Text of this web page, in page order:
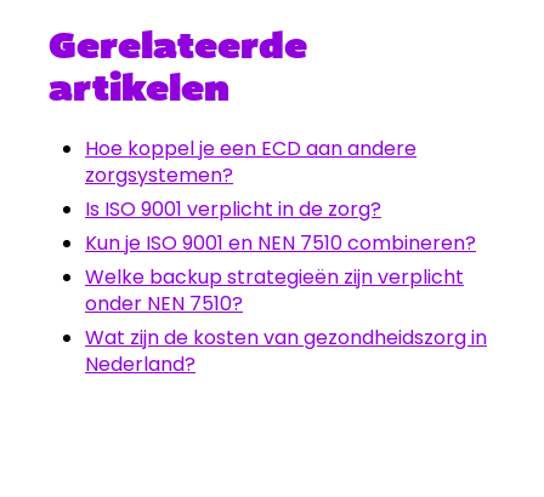
Gerelateerde
artikelen
Hoe koppel je een ECD aan andere
zorgsystemen?
Is ISO 9001 verplicht in de zorg?
Kun je ISO 9001 en NEN 7510 combineren?
Welke backup strategieën zijn verplicht
onder NEN 7510?
Wat zijn de kosten van gezondheidszorg in
Nederland?